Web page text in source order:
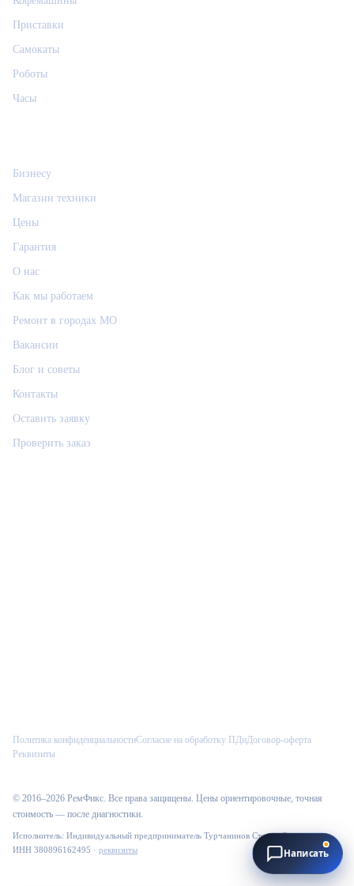
Приставки
Самокаты
Роботы
Часы
Бизнесу
Магазин техники
Цены
Гарантия
О нас
Как мы работаем
Ремонт в городах МО
Вакансии
Блог и советы
Контакты
Оставить заявку
Проверить заказ
Политика конфиденциальностиСогласие на обработку ПДнДоговор-оферта
Реквизиты
© 2016–2026 РемФикс . Все права защищены. Цены ориентировочные, точная
стоимость — после диагностики.
Исполнитель: Индивидуальный предприниматель Турчанинов Степан Сергеевич·
ИНН 380896162495 · реквизиты
Введите имя, и менеджер сразу увидит его в CRM.
Написать